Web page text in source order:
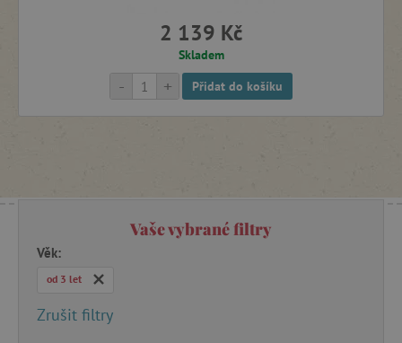
Motorické hry a hračky
Oceněné hry a hračky
Pití a svačiny na výlety
2 139 Kč
Skladem
+
- Přidat do košíku
Vaše vybrané filtry
Věk:
od 3 let
Zrušit filtry